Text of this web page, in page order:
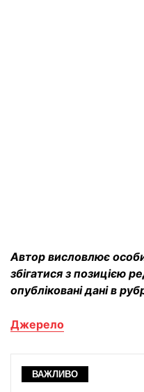
Автор висловлює
збігатися з позицією
опубліковані дані в
Джерело
ВАЖЛИВО